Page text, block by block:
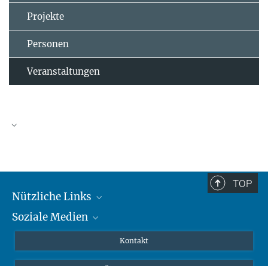
Projekte
Personen
Veranstaltungen
TOP
Nützliche Links
MMG Alumni Corner
Soziale Medien
Bluesky
Kontakt